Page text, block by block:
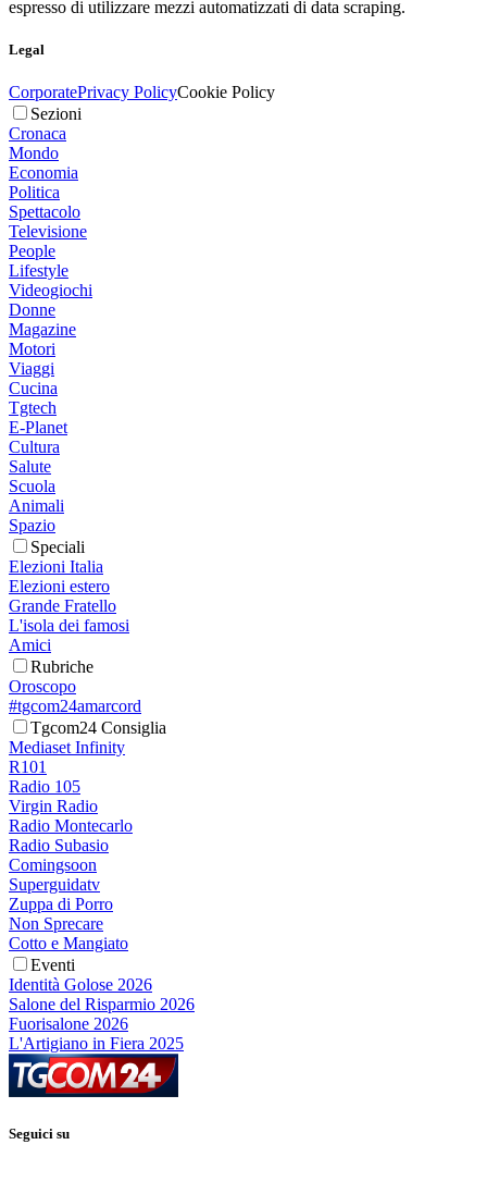
espresso di utilizzare mezzi automatizzati di data scraping.
Legal
CorporatePrivacy PolicyCookie Policy
Sezioni
Cronaca
Mondo
Economia
Politica
Spettacolo
Televisione
People
Lifestyle
Videogiochi
Donne
Magazine
Motori
Viaggi
Cucina
Tgtech
E-Planet
Cultura
Salute
Scuola
Animali
Spazio
Speciali
Elezioni Italia
Elezioni estero
Grande Fratello
L'isola dei famosi
Amici
Rubriche
Oroscopo
#tgcom24amarcord
Tgcom24 Consiglia
Mediaset Infinity
R101
Radio 105
Virgin Radio
Radio Montecarlo
Radio Subasio
Comingsoon
Superguidatv
Zuppa di Porro
Non Sprecare
Cotto e Mangiato
Eventi
Identità Golose 2026
Salone del Risparmio 2026
Fuorisalone 2026
L'Artigiano in Fiera 2025
Seguici su